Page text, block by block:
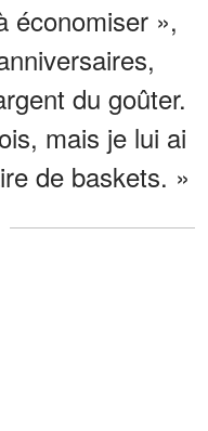
économiser »,
du goûter.
mais je lui ai
de baskets. »